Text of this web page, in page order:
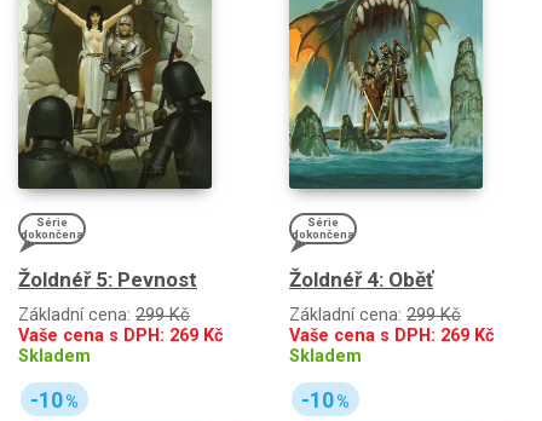
Série
dokončena
Žoldnéř 5: Pevnost
Základní cena: 299 Kč
Vaše cena s DPH: 269 Kč
Skladem
-10%
Série
dokončena
Žoldnéř 4: Oběť
Základní cena: 299 Kč
Vaše cena s DPH: 269 Kč
Skladem
-10%